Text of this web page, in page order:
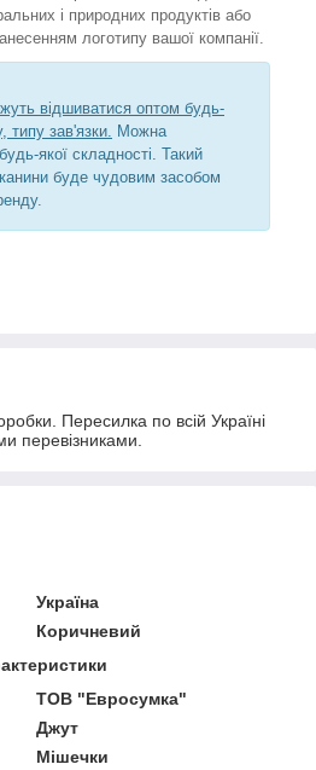
і природних продуктів або
логотипу вашої компанії.
відшиватися оптом будь-
типу зав'язки. Можна
якої складності. Такий
буде чудовим засобом
Пересилка по всій Україні
перевізниками.
Україна
Коричневий
ТОВ "Евросумка"
Джут
Мішечки